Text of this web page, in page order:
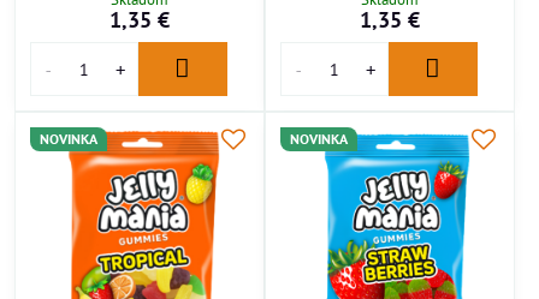
1,35 € 1,35 €
NOVINKA NOVINKA